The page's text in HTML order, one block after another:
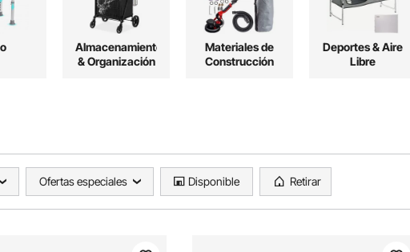
Almacenamiento
& Organización
Materiales de
Construcción
Deportes & Aire
Libre
Ofertas especiales Disponible Retirar